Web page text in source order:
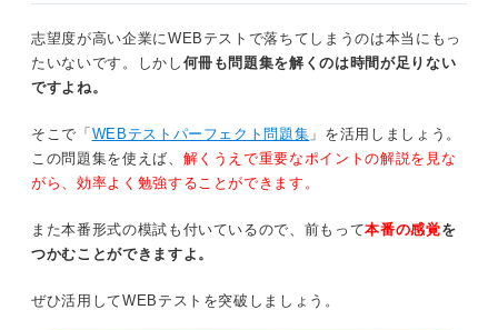
志望度が高い企業にWEBテストで落ちてしまうのは本当にもっ
たいないです。しかし 何冊も問題集を解くのは時間が足りない
ですよね。
そこで「WEBテストパーフェクト問題集 」を活用しましょう。
この問題集を使えば、 解くうえで重要なポイントの解説を見な
がら、効率よく勉強することができます。
また本番形式の模試も付いているので、前もって本番の感覚を
つかむことができますよ。
ぜひ活用してWEBテストを突破しましょう。